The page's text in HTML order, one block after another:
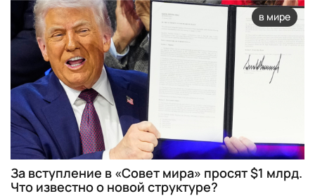
в мире
За вступление в «Совет мира» просят $1 млрд.
Что известно о новой структуре?